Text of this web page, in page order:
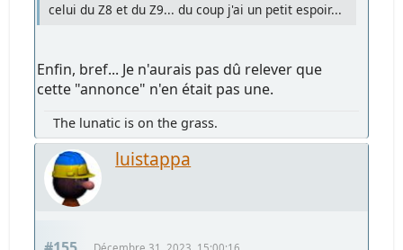
celui du Z8 et du Z9... du coup j'ai un petit espoir...
Enfin, bref... Je n'aurais pas dû relever que
cette "annonce" n'en était pas une.
The lunatic is on the grass.
luistappa